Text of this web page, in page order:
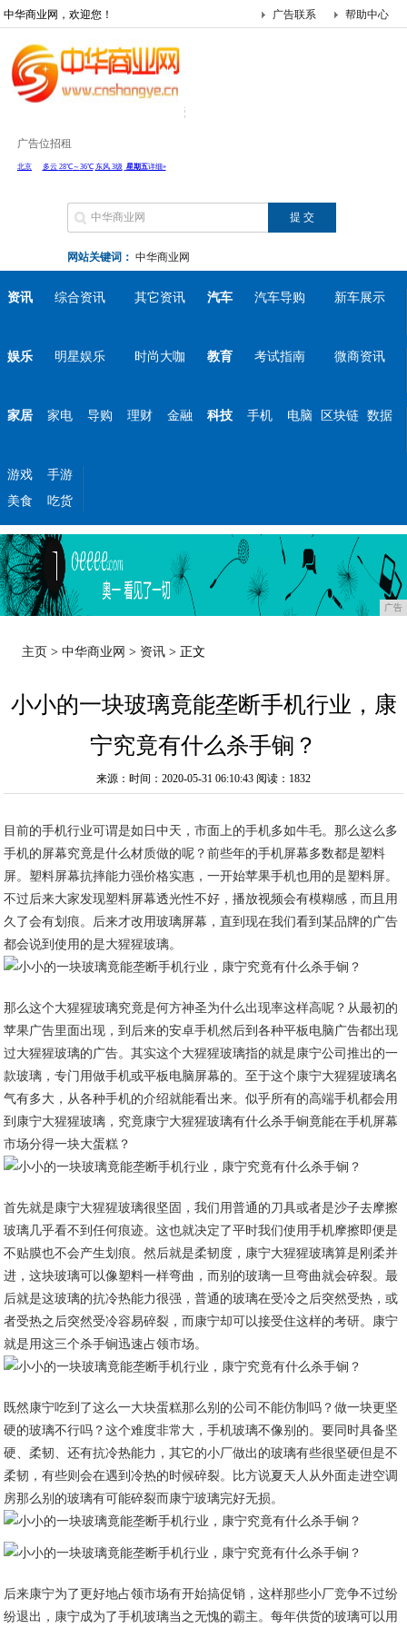
中华商业网，欢迎您！ 帮助中心
广告联系
广告位招租
网站关键词： 中华商业网
资讯 综合资讯 其它资讯 汽车 汽车导购 新车展示
娱乐 明星娱乐 时尚大咖 教育 考试指南 微商资讯
家居 家电 导购 理财 金融 科技 手机 电脑 区块链 数据
游戏
手游
美食
吃货
广告
主页 >中华商业网 > 资讯 > 正文
小小的一块玻璃竟能垄断手机行业，康
宁究竟有什么杀手锏？
来源：时间：2020-05-31 06:10:43 阅读：1832
目前的手机行业可谓是如日中天，市面上的手机多如牛毛。那么这么多
手机的屏幕究竟是什么材质做的呢？前些年的手机屏幕多数都是塑料
屏。塑料屏幕抗摔能力强价格实惠，一开始苹果手机也用的是塑料屏。
不过后来大家发现塑料屏幕透光性不好，播放视频会有模糊感，而且用
久了会有划痕。后来才改用玻璃屏幕，直到现在我们看到某品牌的广告
都会说到使用的是大猩猩玻璃。
那么这个大猩猩玻璃究竟是何方神圣为什么出现率这样高呢？从最初的
苹果广告里面出现，到后来的安卓手机然后到各种平板电脑广告都出现
过大猩猩玻璃的广告。其实这个大猩猩玻璃指的就是康宁公司推出的一
款玻璃，专门用做手机或平板电脑屏幕的。至于这个康宁大猩猩玻璃名
气有多大，从各种手机的介绍就能看出来。似乎所有的高端手机都会用
到康宁大猩猩玻璃，究竟康宁大猩猩玻璃有什么杀手锏竟能在手机屏幕
市场分得一块大蛋糕？
首先就是康宁大猩猩玻璃很坚固，我们用普通的刀具或者是沙子去摩擦
玻璃几乎看不到任何痕迹。这也就决定了平时我们使用手机摩擦即便是
不贴膜也不会产生划痕。然后就是柔韧度，康宁大猩猩玻璃算是刚柔并
进，这块玻璃可以像塑料一样弯曲，而别的玻璃一旦弯曲就会碎裂。最
后就是这玻璃的抗冷热能力很强，普通的玻璃在受冷之后突然受热，或
者受热之后突然受冷容易碎裂，而康宁却可以接受住这样的考研。康宁
就是用这三个杀手锏迅速占领市场。
既然康宁吃到了这么一大块蛋糕那么别的公司不能仿制吗？做一块更坚
硬的玻璃不行吗？这个难度非常大，手机玻璃不像别的。要同时具备坚
硬、柔韧、还有抗冷热能力，其它的小厂做出的玻璃有些很坚硬但是不
柔韧，有些则会在遇到冷热的时候碎裂。比方说夏天人从外面走进空调
房那么别的玻璃有可能碎裂而康宁玻璃完好无损。
后来康宁为了更好地占领市场有开始搞促销，这样那些小厂竞争不过纷
纷退出，康宁成为了手机玻璃当之无愧的霸主。每年供货的玻璃可以用